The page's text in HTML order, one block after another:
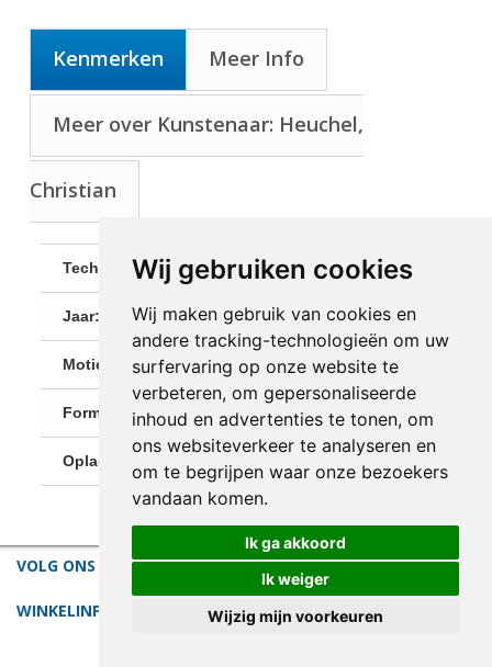
Wij gebruiken cookies
Wij maken gebruik van cookies en
andere tracking-technologieën om uw
surfervaring op onze website te
verbeteren, om gepersonaliseerde
inhoud en advertenties te tonen, om
ons websiteverkeer te analyseren en
om te begrijpen waar onze bezoekers
vandaan komen.
Ik ga akkoord
Ik weiger
Wijzig mijn voorkeuren
Kenmerken Meer Info
Meer over Kunstenaar: Heuchel,
Christian
Techniek: Gouache en schelp op karton
Jaar: 2020
Motiefgrootte: 28 x 25 cm
Formaat Klein (tot 60 cm)
Oplage:
VOLG ONS
WINKELINFORMATIE